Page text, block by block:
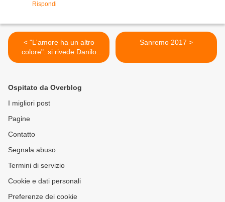
Rispondi
< "L'amore ha un altro
colore": si rivede Danilo
Amerio
Sanremo 2017 >
Ospitato da Overblog
I migliori post
Pagine
Contatto
Segnala abuso
Termini di servizio
Cookie e dati personali
Preferenze dei cookie